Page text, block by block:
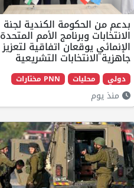
بدعم من الحكومة الكندية لجنة
الانتخابات وبرنامج الأمم المتحدة
الإنمائي يوقعان اتفاقية لتعزيز
جاهزية الانتخابات التشريعية
دولي محليات PNN مختارات
منذ يوم